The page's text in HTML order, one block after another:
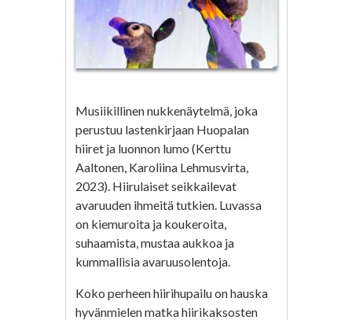
Musiikillinen nukkenäytelmä, joka
perustuu lastenkirjaan Huopalan
hiiret ja luonnon lumo (Kerttu
Aaltonen, Karoliina Lehmusvirta,
2023). Hiirulaiset seikkailevat
avaruuden ihmeitä tutkien. Luvassa
on kiemuroita ja koukeroita,
suhaamista, mustaa aukkoa ja
kummallisia avaruusolentoja.
Koko perheen hiirihupailu on hauska
hyvänmielen matka hiirikaksosten